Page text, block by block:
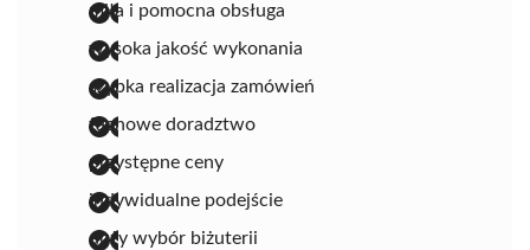
miła i pomocna obsługa
wysoka jakość wykonania
szybka realizacja zamówień
fachowe doradztwo
przystępne ceny
indywidualne podejście
duży wybór biżuterii